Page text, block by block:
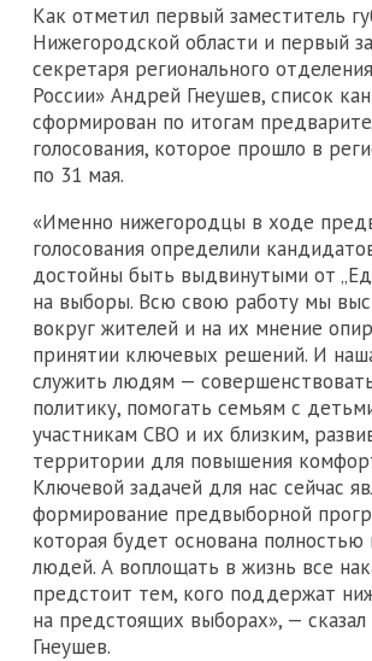
Как отметил первый заместитель
Нижегородской области и первый
секретаря регионального
России» Андрей Гнеушев, список
сформирован по итогам
голосования, которое прошло в
по 31 мая.
«Именно нижегородцы в ходе
голосования определили
достойны быть выдвинутыми от
на выборы. Всю свою работу мы
вокруг жителей и на их мнение
принятии ключевых решений. И
служить людям —
политику, помогать семьям с
участникам СВО и их близким,
территории для повышения
Ключевой задачей для нас сейчас
формирование предвыборной
которая будет основана полностью
людей. А воплощать в жизнь все
предстоит тем, кого поддержат
на предстоящих выборах», —
Гнеушев.